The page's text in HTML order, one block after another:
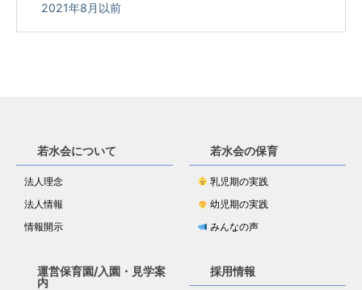
2021年8月以前
若水会について
法人理念
法人情報
情報開示
若水会の保育
乳児期の実践
幼児期の実践
みんなの声
運営保育園/入園・見学案
内
採用情報